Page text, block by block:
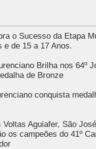
o Sucesso da Etapa
e de 15 a 17 Anos.
Brilha nos 64º
de Bronze
conquista
Voltas Aguiafer, São
os campeões do 41º